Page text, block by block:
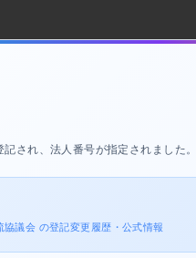
され、法人番号が指定されました。
議会 の登記変更履歴・公式情報